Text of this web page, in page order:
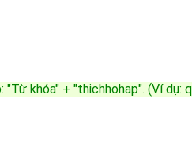
khóa" + "thichhohap". (Ví dụ: